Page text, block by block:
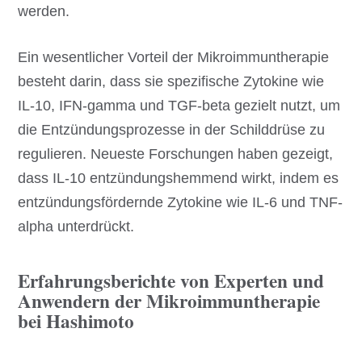
werden.
Ein wesentlicher Vorteil der Mikroimmuntherapie
besteht darin, dass sie spezifische Zytokine wie
IL-10, IFN-gamma und TGF-beta gezielt nutzt, um
die Entzündungsprozesse in der Schilddrüse zu
regulieren. Neueste Forschungen haben gezeigt,
dass IL-10 entzündungshemmend wirkt, indem es
entzündungsfördernde Zytokine wie IL-6 und TNF-
alpha unterdrückt.
Erfahrungsberichte von Experten und
Anwendern der Mikroimmuntherapie
bei Hashimoto